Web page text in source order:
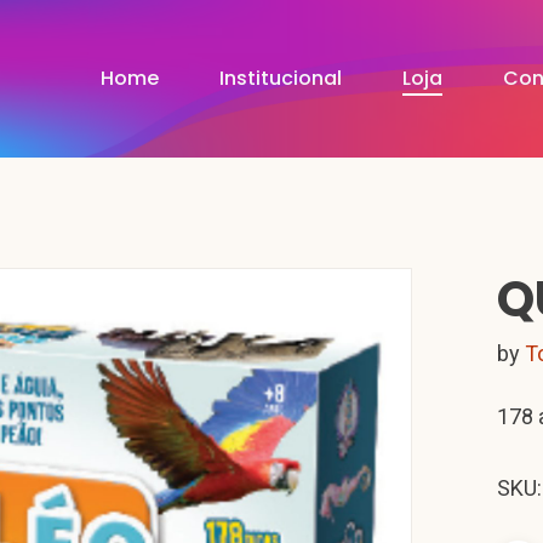
Home Institucional Loja
by
178